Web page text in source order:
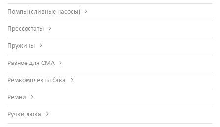
Помпы (сливные насосы)
Прессостаты
Пружины
Разное для СМА
Ремкомплекты бака
Ремни
Ручки люка